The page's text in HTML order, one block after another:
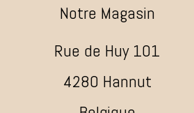
Notre Magasin
Rue de Huy 101
4280 Hannut